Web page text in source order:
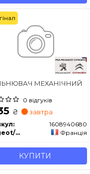
МЕХАНІЧНИЙ
0 відгуків
₴ завтра
1608940680
Peugeot/Citroen
Франція
КУПИТИ